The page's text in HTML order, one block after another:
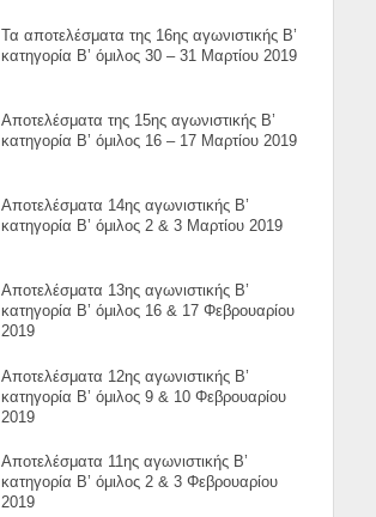
Τα αποτελέσματα της 16ης αγωνιστικής Β’
κατηγορία Β’ όμιλος 30 – 31 Μαρτίου 2019
Αποτελέσματα της 15ης αγωνιστικής Β’
κατηγορία Β’ όμιλος 16 – 17 Μαρτίου 2019
Αποτελέσματα 14ης αγωνιστικής Β’
κατηγορία Β’ όμιλος 2 & 3 Μαρτίου 2019
Αποτελέσματα 13ης αγωνιστικής Β’
κατηγορία Β’ όμιλος 16 & 17 Φεβρουαρίου
2019
Αποτελέσματα 12ης αγωνιστικής Β’
κατηγορία Β’ όμιλος 9 & 10 Φεβρουαρίου
2019
Αποτελέσματα 11ης αγωνιστικής Β’
κατηγορία Β’ όμιλος 2 & 3 Φεβρουαρίου
2019